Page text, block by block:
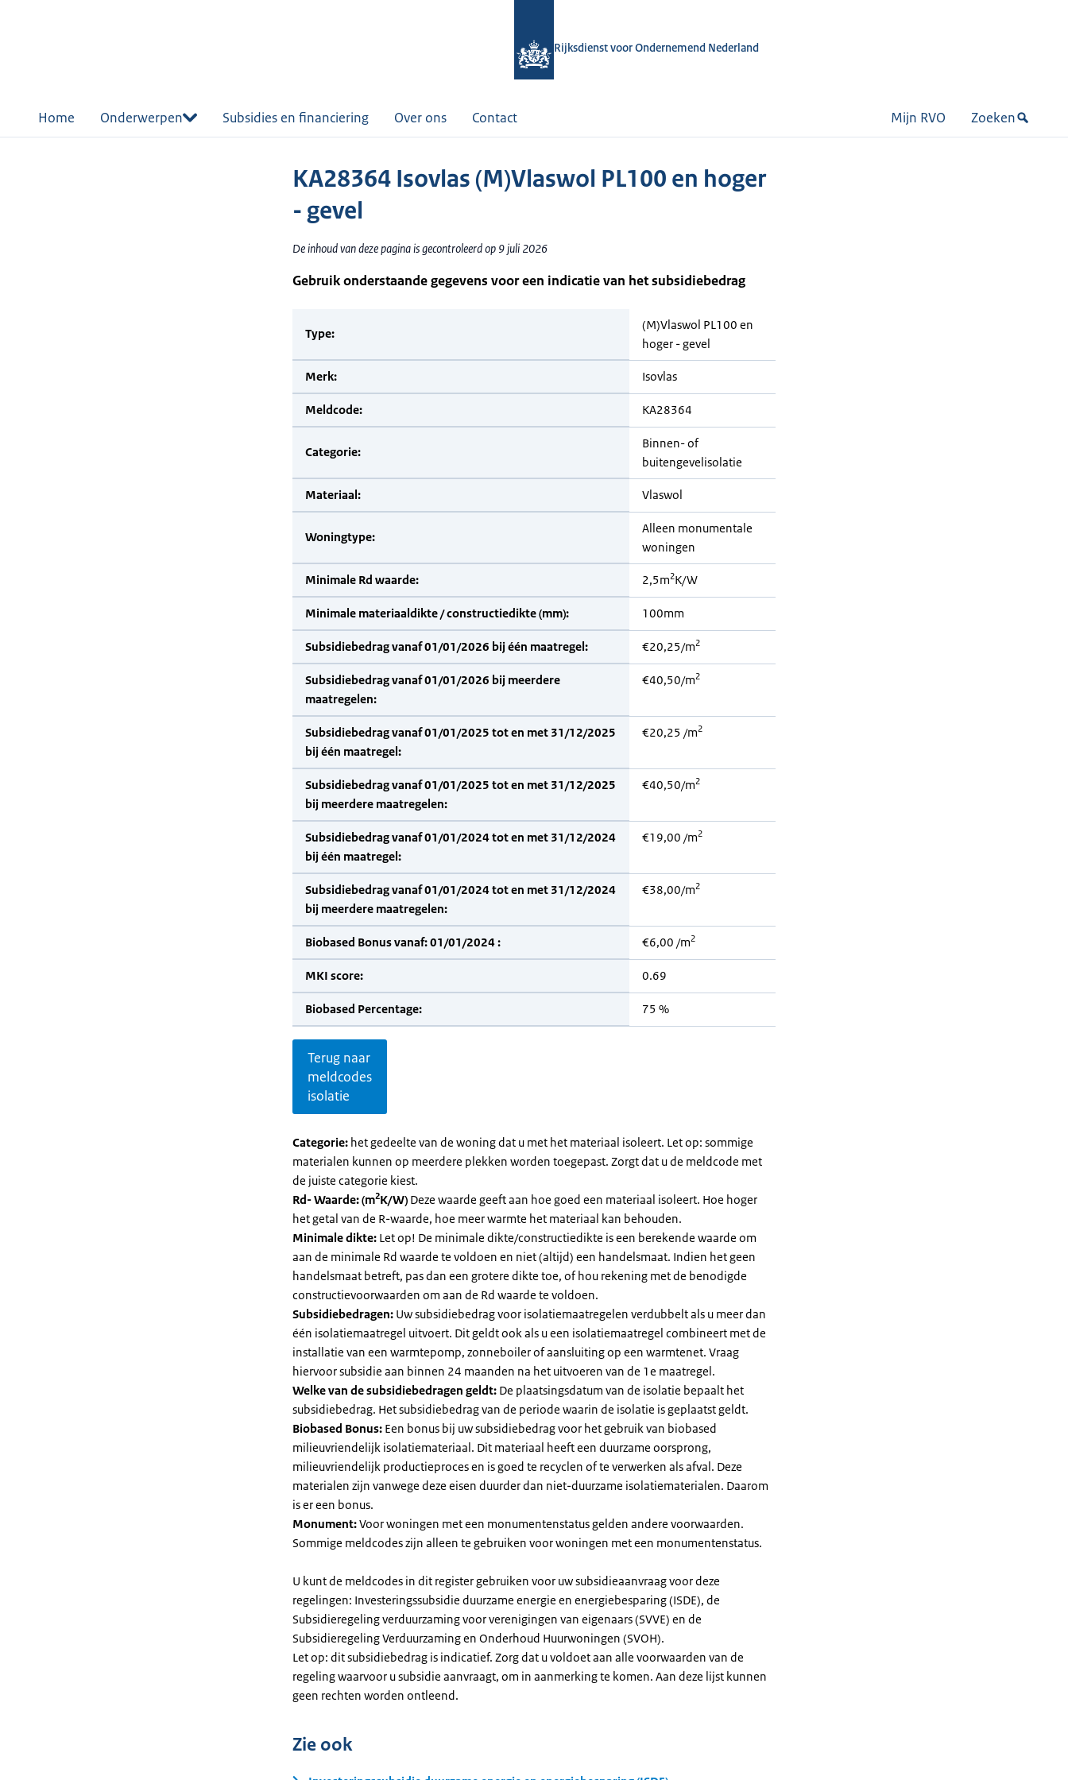
Rijksdienst voor Ondernemend Nederland
Home Onderwerpen Subsidies en financiering Over ons Contact Mijn RVO Zoeken
KA28364 Isovlas (M)Vlaswol PL100 en hoger
- gevel
De inhoud van deze pagina is gecontroleerd op 9 juli 2026
Gebruik onderstaande gegevens voor een indicatie van het subsidiebedrag
Type:
(M)Vlaswol PL100 en
hoger - gevel
Merk: Isovlas
Meldcode: KA28364
Categorie:
Binnen- of
buitengevelisolatie
Materiaal: Vlaswol
Woningtype:
Alleen monumentale
woningen
Minimale Rd waarde: 2,5m2K/W
Minimale materiaaldikte / constructiedikte (mm): 100mm
Subsidiebedrag vanaf 01/01/2026 bij één maatregel: €20,25/m2
Subsidiebedrag vanaf 01/01/2026 bij meerdere
maatregelen:
€40,50/m2
Subsidiebedrag vanaf 01/01/2025 tot en met 31/12/2025
bij één maatregel:
€20,25 /m2
Subsidiebedrag vanaf 01/01/2025 tot en met 31/12/2025
bij meerdere maatregelen:
€40,50/m2
Subsidiebedrag vanaf 01/01/2024 tot en met 31/12/2024
bij één maatregel:
€19,00 /m2
Subsidiebedrag vanaf 01/01/2024 tot en met 31/12/2024
bij meerdere maatregelen:
€38,00/m2
Biobased Bonus vanaf: 01/01/2024 : €6,00 /m2
MKI score: 0.69
Biobased Percentage: 75 %
Terug naar
meldcodes
isolatie
Categorie: het gedeelte van de woning dat u met het materiaal isoleert. Let op: sommige
materialen kunnen op meerdere plekken worden toegepast. Zorgt dat u de meldcode met
de juiste categorie kiest.
Rd- Waarde: (m2K/W) Deze waarde geeft aan hoe goed een materiaal isoleert. Hoe hoger
het getal van de R-waarde, hoe meer warmte het materiaal kan behouden.
Minimale dikte: Let op! De minimale dikte/constructiedikte is een berekende waarde om
aan de minimale Rd waarde te voldoen en niet (altijd) een handelsmaat. Indien het geen
handelsmaat betreft, pas dan een grotere dikte toe, of hou rekening met de benodigde
constructievoorwaarden om aan de Rd waarde te voldoen.
Subsidiebedragen: Uw subsidiebedrag voor isolatiemaatregelen verdubbelt als u meer dan
één isolatiemaatregel uitvoert. Dit geldt ook als u een isolatiemaatregel combineert met de
installatie van een warmtepomp, zonneboiler of aansluiting op een warmtenet. Vraag
hiervoor subsidie aan binnen 24 maanden na het uitvoeren van de 1e maatregel.
Welke van de subsidiebedragen geldt: De plaatsingsdatum van de isolatie bepaalt het
subsidiebedrag. Het subsidiebedrag van de periode waarin de isolatie is geplaatst geldt.
Biobased Bonus: Een bonus bij uw subsidiebedrag voor het gebruik van biobased
milieuvriendelijk isolatiemateriaal. Dit materiaal heeft een duurzame oorsprong,
milieuvriendelijk productieproces en is goed te recyclen of te verwerken als afval. Deze
materialen zijn vanwege deze eisen duurder dan niet-duurzame isolatiematerialen. Daarom
is er een bonus.
Monument:Voor woningen met een monumentenstatus gelden andere voorwaarden.
Sommige meldcodes zijn alleen te gebruiken voor woningen met een monumentenstatus.
U kunt de meldcodes in dit register gebruiken voor uw subsidieaanvraag voor deze
regelingen: Investeringssubsidie duurzame energie en energiebesparing (ISDE), de
Subsidieregeling verduurzaming voor verenigingen van eigenaars (SVVE) en de
Subsidieregeling Verduurzaming en Onderhoud Huurwoningen (SVOH).
Let op: dit subsidiebedrag is indicatief. Zorg dat u voldoet aan alle voorwaarden van de
regeling waarvoor u subsidie aanvraagt, om in aanmerking te komen. Aan deze lijst kunnen
geen rechten worden ontleend.
Zie ook